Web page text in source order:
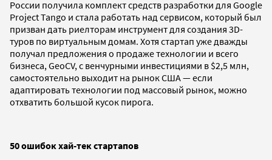
России получила комплект средств разработки для Google
Project Tango и стала работать над сервисом, который был
призван дать риелторам инструмент для создания 3D-
туров по виртуальным домам. Хотя стартап уже дважды
получал предложения о продаже технологии и всего
бизнеса, GeoCV, с венчурными инвестициями в $2,5 млн,
самостоятельно выходит на рынок США — если
адаптировать технологии под массовый рынок, можно
отхватить большой кусок пирога.
50 ошибок хай-тек стартапов